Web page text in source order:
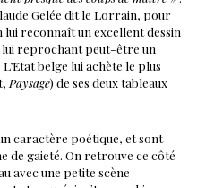
Gelée dit le Lorrain, pour
lui reconnaît un excellent dessin
lui reprochant peut-être un
L’Etat belge lui achète le plus
Paysage) de ses deux tableaux
caractère poétique, et sont
de gaieté. On retrouve ce côté
avec une petite scène